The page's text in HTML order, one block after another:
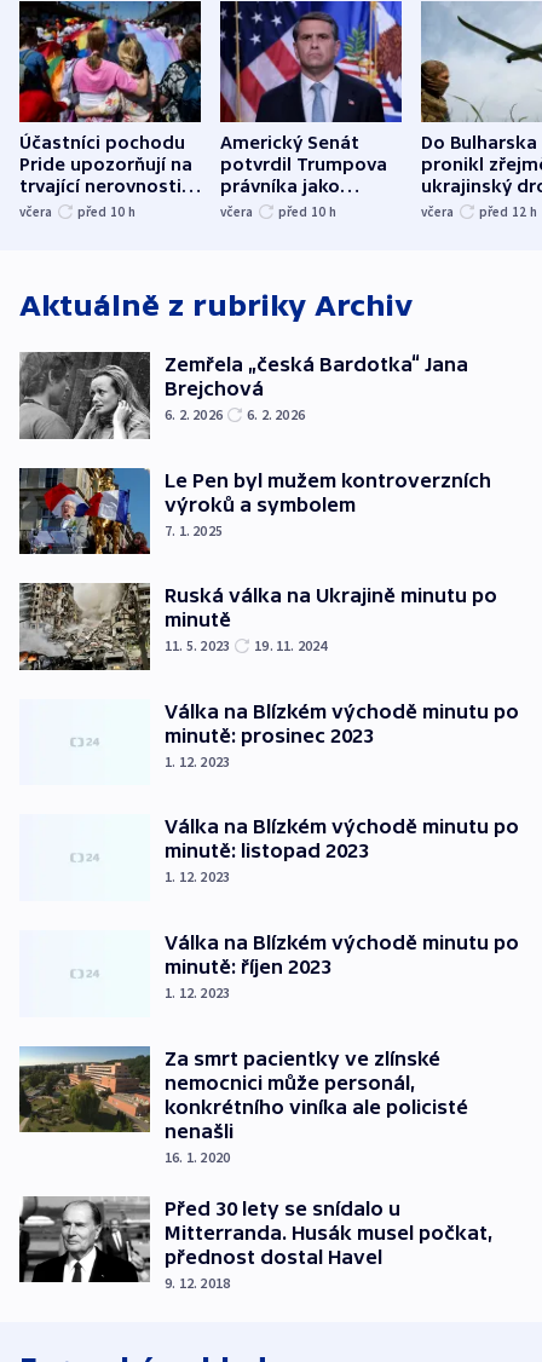
Účastníci pochodu
Pride upozorňují na
trvající nerovnosti i
společenskou
včera před 10 h
Americký Senát
potvrdil Trumpova
právníka jako
ministra
včera před 10 h
Do Bulharska
pronikl
ukrajinský
explodoval
včera před 12 h
Aktuálně z rubriky Archiv
Zemřela „česká Bardotka“ Jana
Brejchová
6. 2. 2026 6. 2. 2026
Le Pen byl mužem kontroverzních
výroků a symbolem
7. 1. 2025
Ruská válka na Ukrajině minutu po
minutě
11. 5. 2023 19. 11. 2024
Válka na Blízkém východě minutu po
minutě: prosinec 2023
1. 12. 2023
Válka na Blízkém východě minutu po
minutě: listopad 2023
1. 12. 2023
Válka na Blízkém východě minutu po
minutě: říjen 2023
1. 12. 2023
Za smrt pacientky ve zlínské
nemocnici může personál,
konkrétního viníka ale policisté
nenašli
16. 1. 2020
Před 30 lety se snídalo u
Mitterranda. Husák musel počkat,
přednost dostal Havel
9. 12. 2018